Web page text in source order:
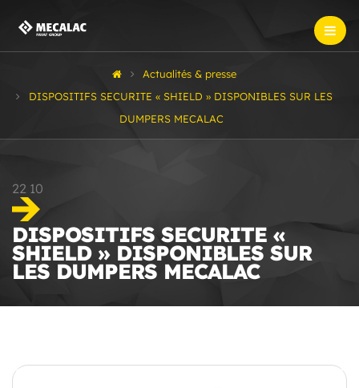
Actualités & presse
DISPOSITIFS SECURITE « SHIELD » DISPONIBLES SUR LES
DUMPERS MECALAC
22 10
DISPOSITIFS SECURITE «
SHIELD » DISPONIBLES SUR
LES DUMPERS MECALAC